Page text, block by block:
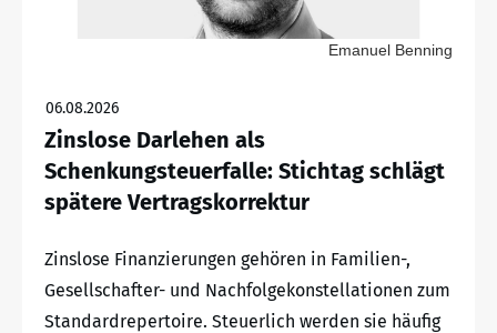
Emanuel Benning
06.08.2026
Zinslose Darlehen als
Schenkungsteuerfalle: Stichtag schlägt
spätere Vertragskorrektur
Zinslose Finanzierungen gehören in Familien-,
Gesellschafter- und Nachfolgekonstellationen zum
Standardrepertoire. Steuerlich werden sie häufig